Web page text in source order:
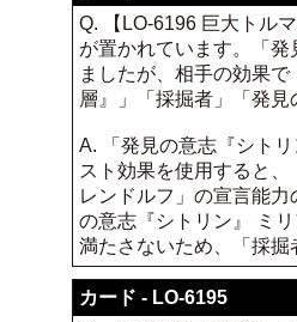
Q. 【LO-6196 巨大トル
が置かれています。「
ましたが、相手の効果
層』」「採掘者」「発
A. 「発見の意志『シト
スト効果を使用すると
レンドルフ」の宣言能
の意志『シトリン』 ミ
満たさないため、「採
カード - LO-6195